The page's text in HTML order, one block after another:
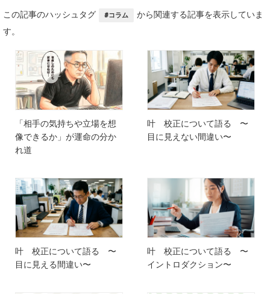
この記事のハッシュタグ #コラム
から関連する記事を表示していま
す。
「相手の気持ちや立場を想
像できるか」が運命の分か
れ道
叶 校正について語る 〜
目に見えない間違い〜
叶 校正について語る 〜
目に見える間違い〜
叶 校正について語る 〜
イントロダクション〜